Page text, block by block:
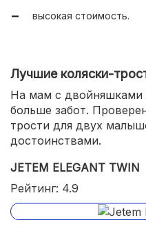
высокая стоимость.
Лучшие коляски-
На мам с двойняшками
больше забот.
трости для двух
достоинствами.
JETEM ELEGANT TWIN
Рейтинг: 4.9